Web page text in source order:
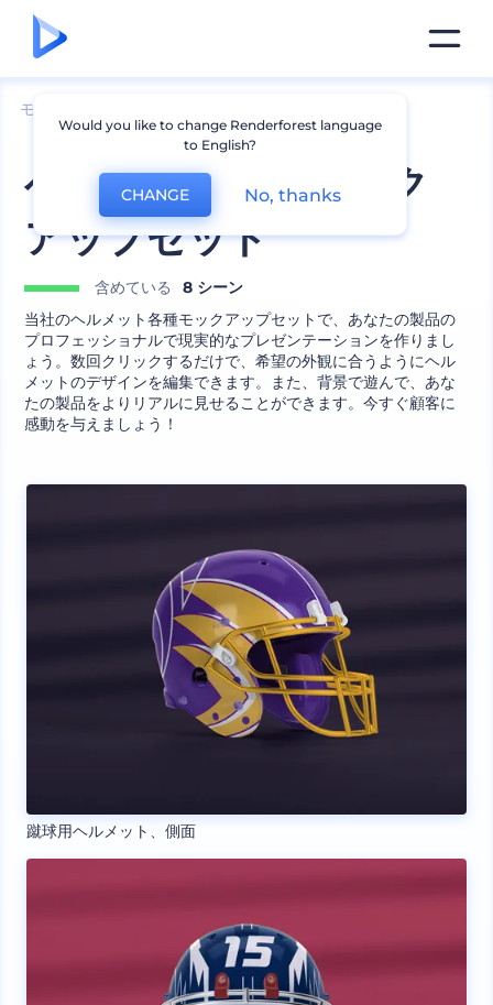
モックアップ
ヘルメット各種モック
アップセット
含めている
8 シーン
当社のヘルメット各種モックアップセットで、あなたの製品の
プロフェッショナルで現実的なプレゼンテーションを作りまし
ょう。数回クリックするだけで、希望の外観に合うようにヘル
メットのデザインを編集できます。また、背景で遊んで、あな
たの製品をよりリアルに見せることができます。今すぐ顧客に
感動を与えましょう！
蹴球用ヘルメット、側面
Would you like to change Renderforest language
to English?
CHANGE No, thanks